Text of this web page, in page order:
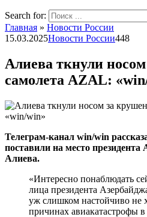
Search for:
Главная » Новости России
15.03.2025Новости России448
Алиева ткнули
самолета AZAL:
Телеграм-канал win/win
поставили на место
Алиева.
«Интересно понаблюдать
лица президента
уж слишком настойчиво не
причинах авиакатастрофы в